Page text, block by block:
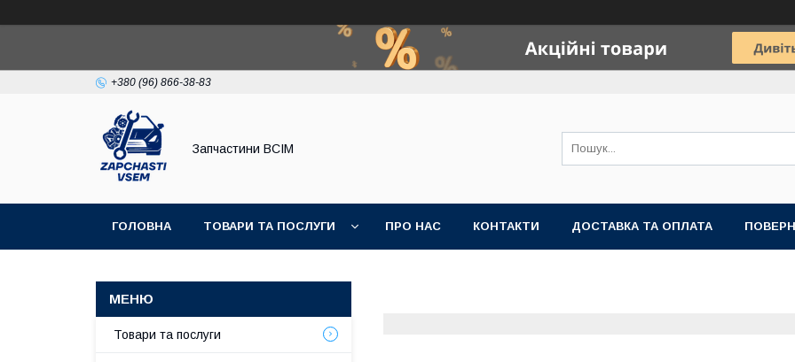
+380 (96) 866-38-83
Запчастини ВСІМ
ГОЛОВНА ТОВАРИ ТА ПОСЛУГИ ПРО НАС КОНТАКТИ ДОСТАВКА ТА ОПЛАТА
Товари та послуги